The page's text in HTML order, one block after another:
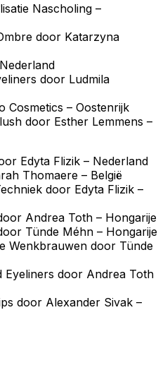
Nascholing –
door Katarzyna
door Ludmila
– Oostenrijk
door Esther Lemmens –
Edyta Flizik – Nederland
Thomaere – België
door Edyta Flizik –
Andrea Toth – Hongarije
Tünde Méhn – Hongarije
Wenkbrauwen door Tünde
Eyeliners door Andrea Toth
door Alexander Sivak –